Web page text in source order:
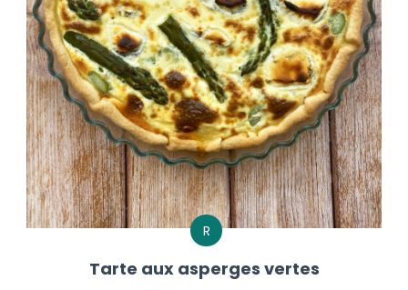
R
Tarte aux asperges vertes